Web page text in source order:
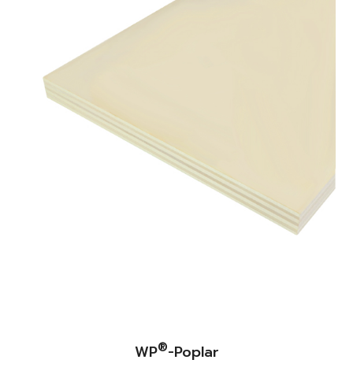
WP®-Poplar